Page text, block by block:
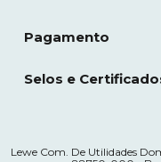
Pagamento
Selos e
Lewe Com. De Utilidades